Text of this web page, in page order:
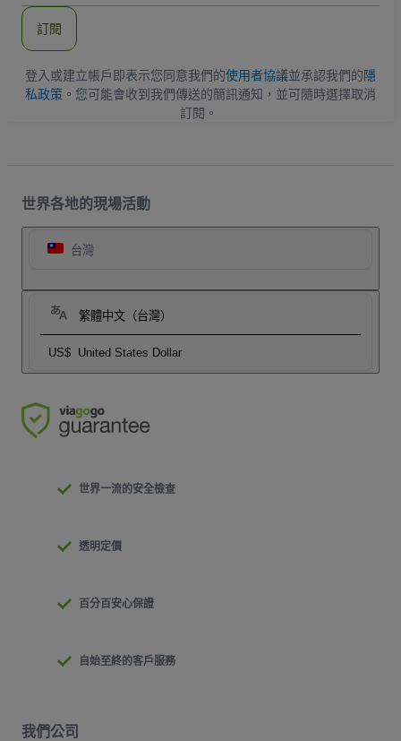
地
訂閱
登入或建立帳戶即表示您同意我們的使用者協議並承認我們的隱
私政策 。您可能會收到我們傳送的簡訊通知，並可隨時選擇取消
訂閱。
世界各地的現場活動
台灣
繁體中文（台灣）
US$ United States Dollar
世界一流的安全檢查
透明定價
百分百安心保證
自始至終的客戶服務
我們公司